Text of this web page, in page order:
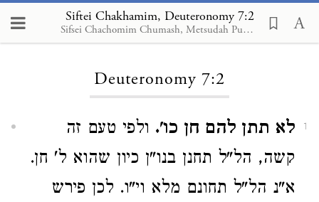
Siftei Chakhamim, Deuteronomy 7:2
Sifsei Chachomim Chumash, Metsudah Publications, 2009
Loading...
Deuteronomy 7:2
1 לא תתן להם חן כו'. ולפי טעם זה
קשה, הל"ל תחנן בנו"ן כיון שהוא ל' חן.
א"נ הל"ל תחונם מלא וי"ו. לכן פירש